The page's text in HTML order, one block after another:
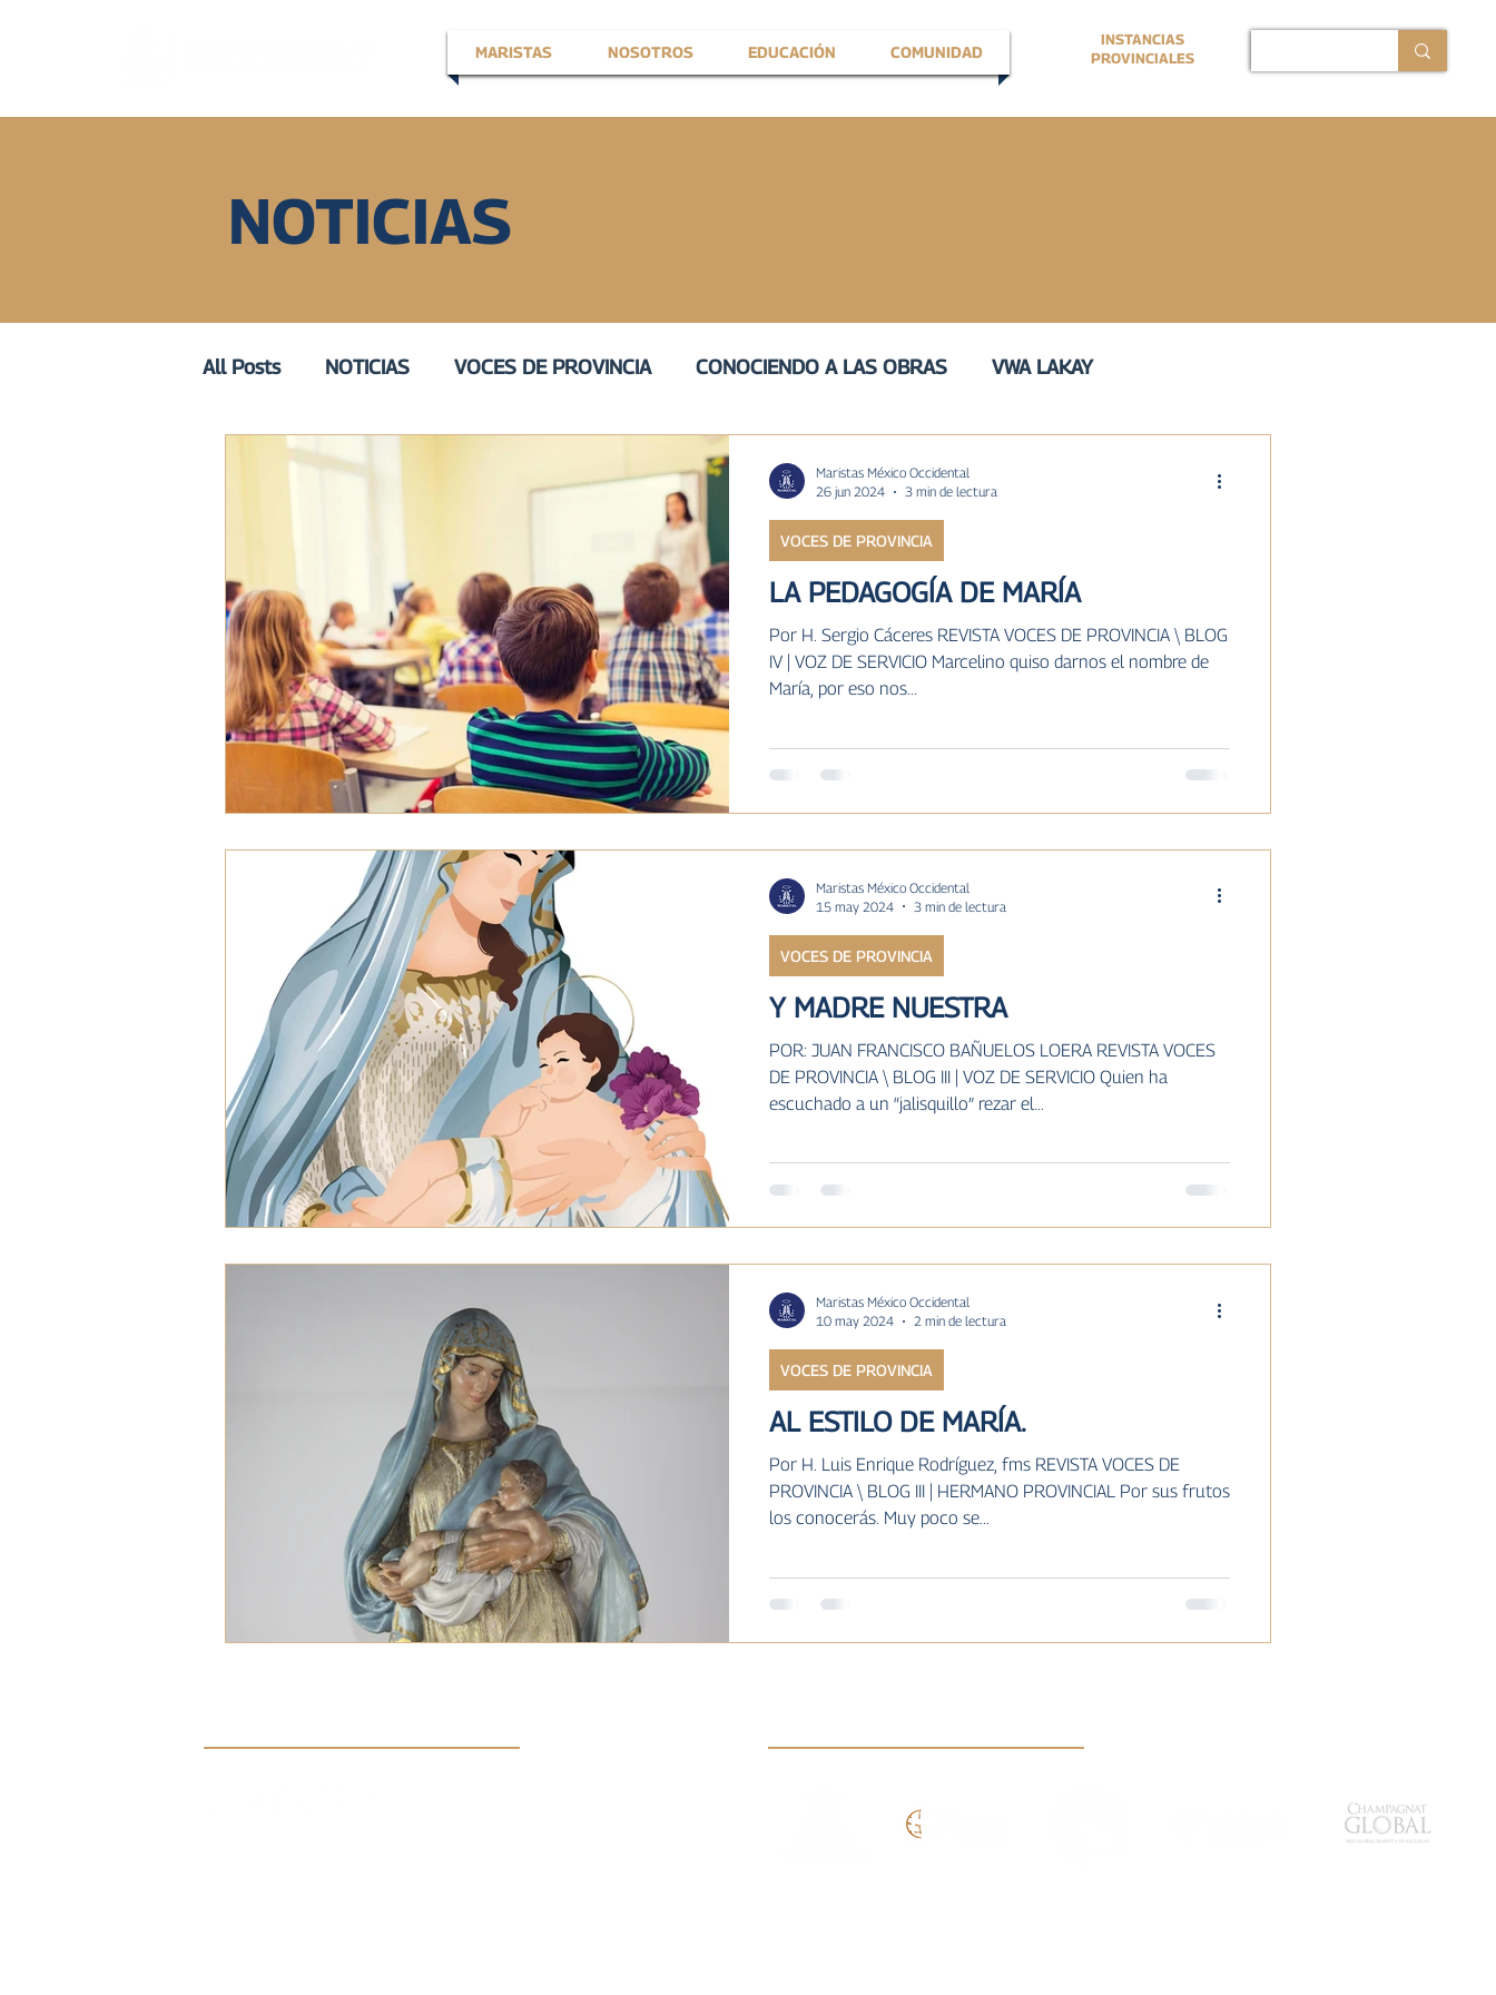
MARISTAS NOSOTROS EDUCACIÓN COMUNIDAD
INSTANCIAS
PROVINCIALES
NOTICIAS
All Posts NOTICIAS VOCES DE PROVINCIA CONOCIENDO A LAS OBRAS VWA LAKAY
EN LA VOZ DE VOZ DE SERVICIO
IV MARISTAS A TRÁVES DE LA HISTORIA
VOCES GLOBALES noticias
LA PEDAGOGÍA DE MARÍA
Por H. Sergio Cáceres REVISTA VOCES DE PROVINCIA \ BLOG
IV | VOZ DE SERVICIO Marcelino quiso darnos el nombre de
María, por eso nos...
VOCES DE PROVINCIA
Maristas México Occidental
26 jun 2024
3 min de lectura
Y MADRE NUESTRA
POR: JUAN FRANCISCO BAÑUELOS LOERA REVISTA VOCES
DE PROVINCIA \ BLOG III | VOZ DE SERVICIO Quien ha
escuchado a un “jalisquillo” rezar el...
VOCES DE PROVINCIA
Maristas México Occidental
15 may 2024
3 min de lectura
AL ESTILO DE MARÍA.
Por H. Luis Enrique Rodríguez, fms REVISTA VOCES DE
PROVINCIA \ BLOG III | HERMANO PROVINCIAL Por sus frutos
los conocerás. Muy poco se...
VOCES DE PROVINCIA
Maristas México Occidental
10 may 2024
2 min de lectura